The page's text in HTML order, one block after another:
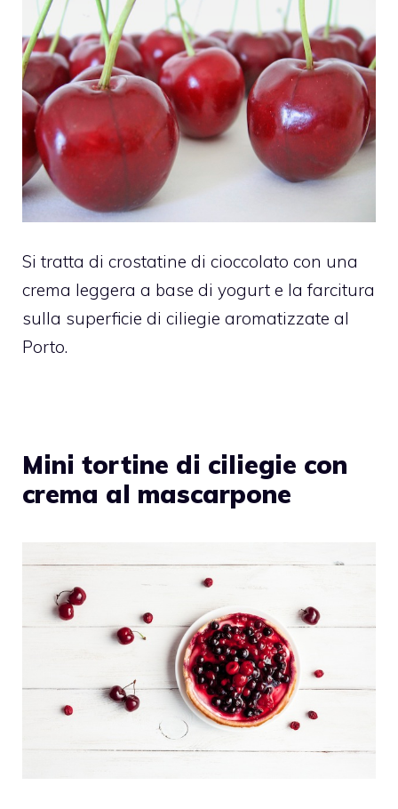
Si tratta di crostatine di cioccolato con una
crema leggera a base di yogurt e la farcitura
sulla superficie di ciliegie aromatizzate al
Porto.
Mini tortine di ciliegie con
crema al mascarpone